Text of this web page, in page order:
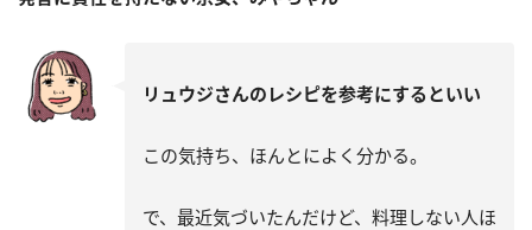
リュウジさんのレシピを参考にするといい
この気持ち、ほんとによく分かる。
で、最近気づいたんだけど、料理しない人ほ